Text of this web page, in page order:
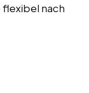
flexibel nach